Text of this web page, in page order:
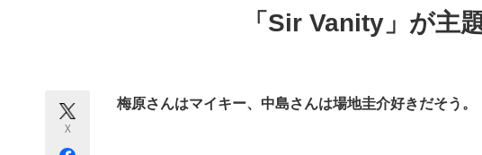
「Sir Vanity」が主
X
梅原さんはマイキー、中島さんは場地圭介好きだそう。